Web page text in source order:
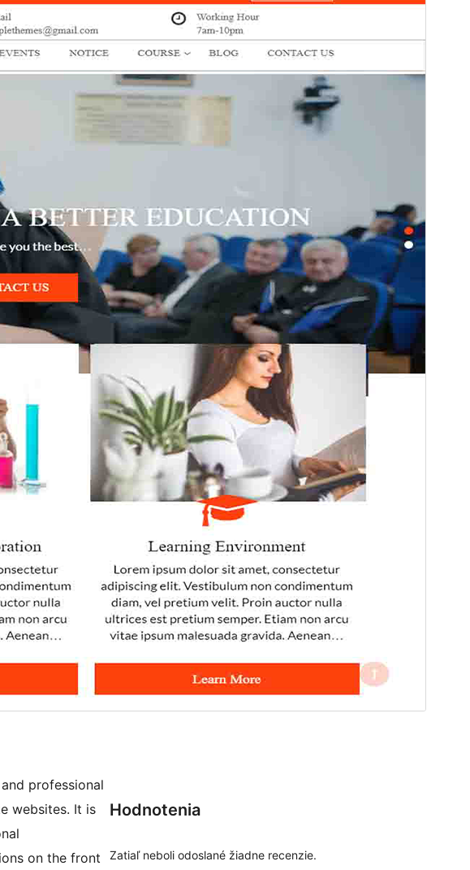
Táto téma je odvodená odEducation
Method
6. februára 2024
professional
websites. It is
on the front
Hodnotenia
Zatiaľ neboli odoslané žiadne recenzie.